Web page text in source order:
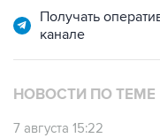
Получать
канале
НОВОСТИ ПО ТЕМЕ
7 августа 15:22